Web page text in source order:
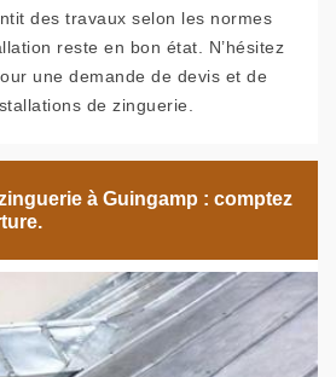
des travaux selon les normes
reste en bon état. N’hésitez
une demande de devis et de
de zinguerie.
à Guingamp : comptez